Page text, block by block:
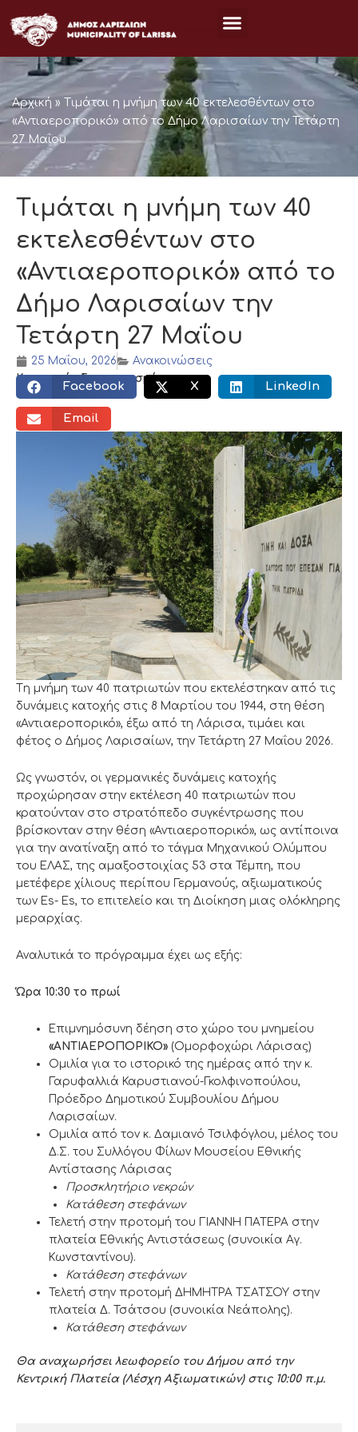
στο
περιεχόμενο
Αρχική »
Τιμάται η μνήμη των 40 εκτελεσθέντων στο
«Αντιαεροπορικό» από το Δήμο Λαρισαίων την Τετάρτη
27 Μαΐου
Τιμάται η μνήμη των 40
εκτελεσθέντων στο
«Αντιαεροπορικό» από το
Δήμο Λαρισαίων την
Τετάρτη 27 Μαΐου
25 Μαΐου, 2026
Ανακοινώσεις
Κοινωνικός διαμοιρασμός:
Facebook X LinkedIn
Email
Tη μνήμη των 40 πατριωτών που εκτελέστηκαν από τις
δυνάμεις κατοχής στις 8 Μαρτίου του 1944, στη θέση
«Αντιαεροπορικό», έξω από τη Λάρισα, τιμάει και
φέτος ο Δήμος Λαρισαίων, την Τετάρτη 27 Μαΐου 2026.
Ως γνωστόν, οι γερμανικές δυνάμεις κατοχής
προχώρησαν στην εκτέλεση 40 πατριωτών που
κρατούνταν στο στρατόπεδο συγκέντρωσης που
βρίσκονταν στην θέση «Αντιαεροπορικό», ως αντίποινα
για την ανατίναξη από το τάγμα Μηχανικού Ολύμπου
του ΕΛΑΣ, της αμαξοστοιχίας 53 στα Τέμπη, που
μετέφερε χίλιους περίπου Γερμανούς, αξιωματικούς
των Es- Es, το επιτελείο και τη Διοίκηση μιας ολόκληρης
μεραρχίας.
Αναλυτικά το πρόγραμμα έχει ως εξής:
Ώρα 10:30 το πρωί
Επιμνημόσυνη δέηση στο χώρο του μνημείου
«ΑΝΤΙΑΕΡΟΠΟΡΙΚΟ» (Ομορφοχώρι Λάρισας)
Ομιλία για το ιστορικό της ημέρας από την κ.
Γαρυφαλλιά Καρυστιανού-Γκολφινοπούλου,
Πρόεδρο Δημοτικού Συμβουλίου Δήμου
Λαρισαίων.
Ομιλία από τον κ. Δαμιανό Τσιλφόγλου, μέλος του
Δ.Σ. του Συλλόγου Φίλων Μουσείου Εθνικής
Αντίστασης Λάρισας
Προσκλητήριο νεκρών
Κατάθεση στεφάνων
Τελετή στην προτομή του ΓΙΑΝΝΗ ΠΑΤΕΡΑ στην
πλατεία Εθνικής Αντιστάσεως (συνοικία Αγ.
Κωνσταντίνου).
Κατάθεση στεφάνων
Τελετή στην προτομή ΔΗΜΗΤΡΑ ΤΣΑΤΣΟΥ στην
πλατεία Δ. Τσάτσου (συνοικία Νεάπολης).
Κατάθεση στεφάνων
Θα αναχωρήσει λεωφορείο του Δήμου από την
Κεντρική Πλατεία (Λέσχη Αξιωματικών) στις 10:00 π.μ.